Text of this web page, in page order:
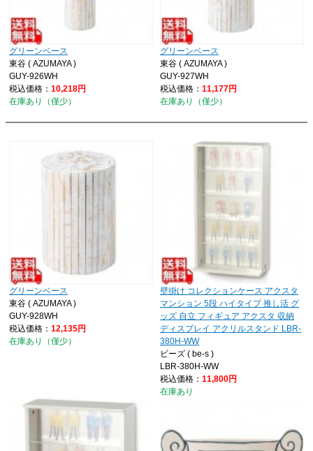
グリーンベース
東谷 ( AZUMAYA )
GUY-926WH
税込価格： 10,218円
在庫あり（僅少）
グリーンベース
東谷 ( AZUMAYA )
GUY-927WH
税込価格： 11,177円
在庫あり（僅少）
グリーンベース
東谷 ( AZUMAYA )
GUY-928WH
税込価格： 12,135円
在庫あり（僅少）
壁掛け コレクションケース アクスタ
マンション 5段 ハイタイプ 推し活 グ
ッズ 自立 フィギュア アクスタ 収納
ディスプレイ アクリルスタンド LBR-
380H-WW
ビーズ ( be-s )
LBR-380H-WW
税込価格： 11,800円
在庫あり